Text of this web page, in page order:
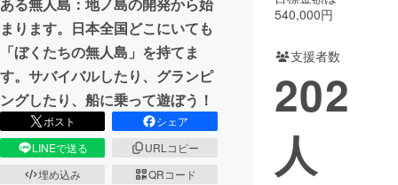
CAMPFIREふるさと納税machi-ya コミュニティ
ある無人島：地ノ島の開発から始
まります。日本全国どこにいても
「ぼくたちの無人島」を持てま
す。サバイバルしたり、グランピ
ングしたり、船に乗って遊ぼう！
ポスト
シェア
LINEで送る
URLコピー
埋め込み
QRコード
540,000円
支援者数
202
人